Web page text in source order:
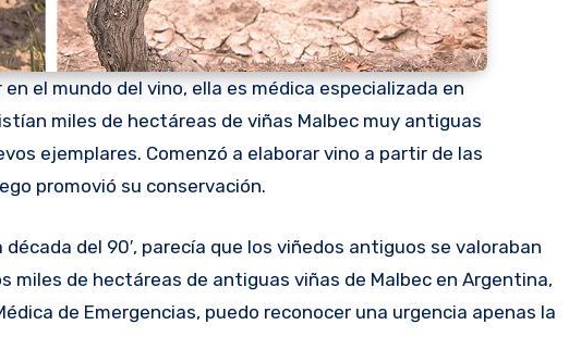
el mundo del vino, ella es médica especializada en
miles de hectáreas de viñas Malbec muy antiguas
ejemplares. Comenzó a elaborar vino a partir de las
promovió su conservación.
del 90′, parecía que los viñedos antiguos se valoraban
miles de hectáreas de antiguas viñas de Malbec en Argentina,
de Emergencias, puedo reconocer una urgencia apenas la